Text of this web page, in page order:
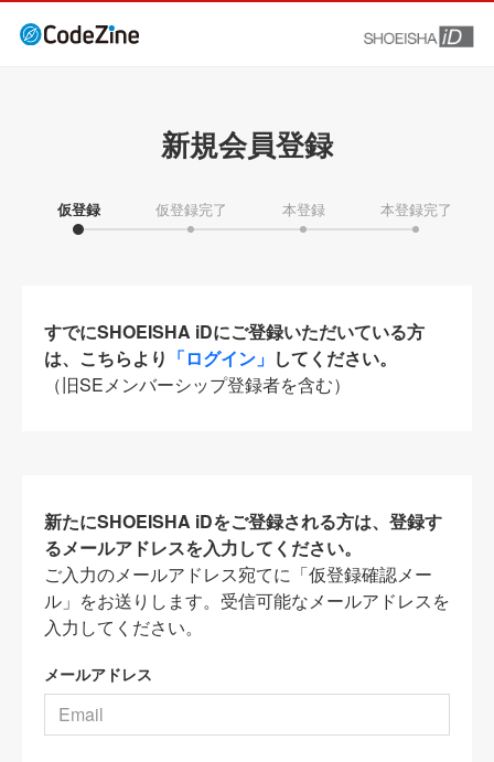
新規会員登録
仮登録 仮登録完了 本登録 本登録完了
すでにSHOEISHA iDにご登録いただいている方
は、こちらより 「ログイン」 してください。
（旧SEメンバーシップ登録者を含む）
新たにSHOEISHA iDをご登録される方は、登録す
るメールアドレスを入力してください。
ご入力のメールアドレス宛てに「仮登録確認メー
ル」をお送りします。受信可能なメールアドレスを
入力してください。
メールアドレス